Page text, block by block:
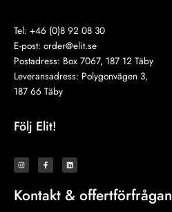
Tel: +46 (0)8 92 08 30
E-post: order@elit.se
Postadress: Box 7067, 187 12 Täby
Leveransadress: Polygonvägen 3,
187 66 Täby
Följ Elit!
I
n
s
g
r
F
a
c
o
o
L
i
n
d
i
Kontakt & offertförfrågan